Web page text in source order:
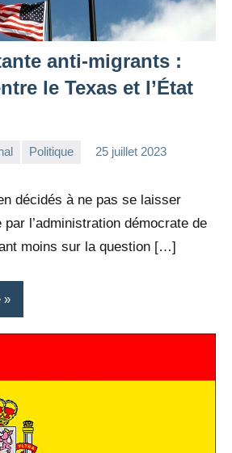
anti-migrants :
le Texas et l’État
Politique 25 juillet 2023
décidés à ne pas se laisser
l’administration démocrate de
moins sur la question […]